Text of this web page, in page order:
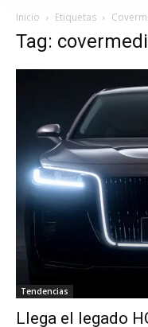
Inicio Etiquetas
Tag:
Tendencias
Llega el legado